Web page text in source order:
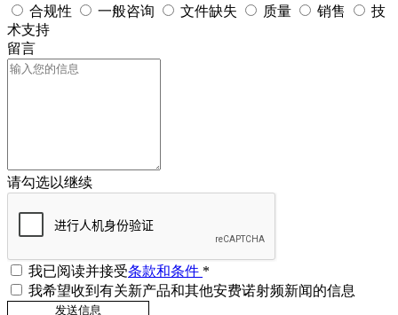
合规性
一般咨询 文件缺失 质量 销售
技
术支持
留言
请勾选以继续
我已阅读并接受条款和条件 *
我希望收到有关新产品和其他安费诺射频新闻的信息